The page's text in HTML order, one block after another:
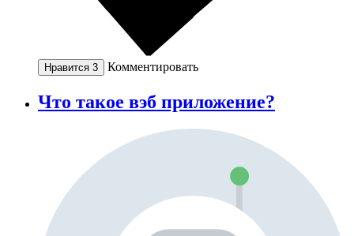
Нравится 3 Комментировать
Что такое вэб приложение?